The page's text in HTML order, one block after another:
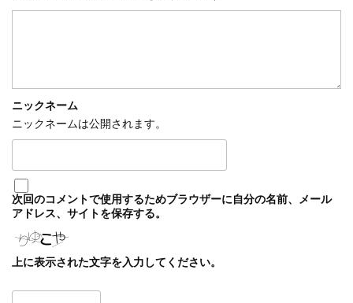
ニックネーム
ニックネームは公開されます。
次回のコメントで使用するためブラウザーに自分の名前、メール
アドレス、サイトを保存する。
上に表示された文字を入力してください。